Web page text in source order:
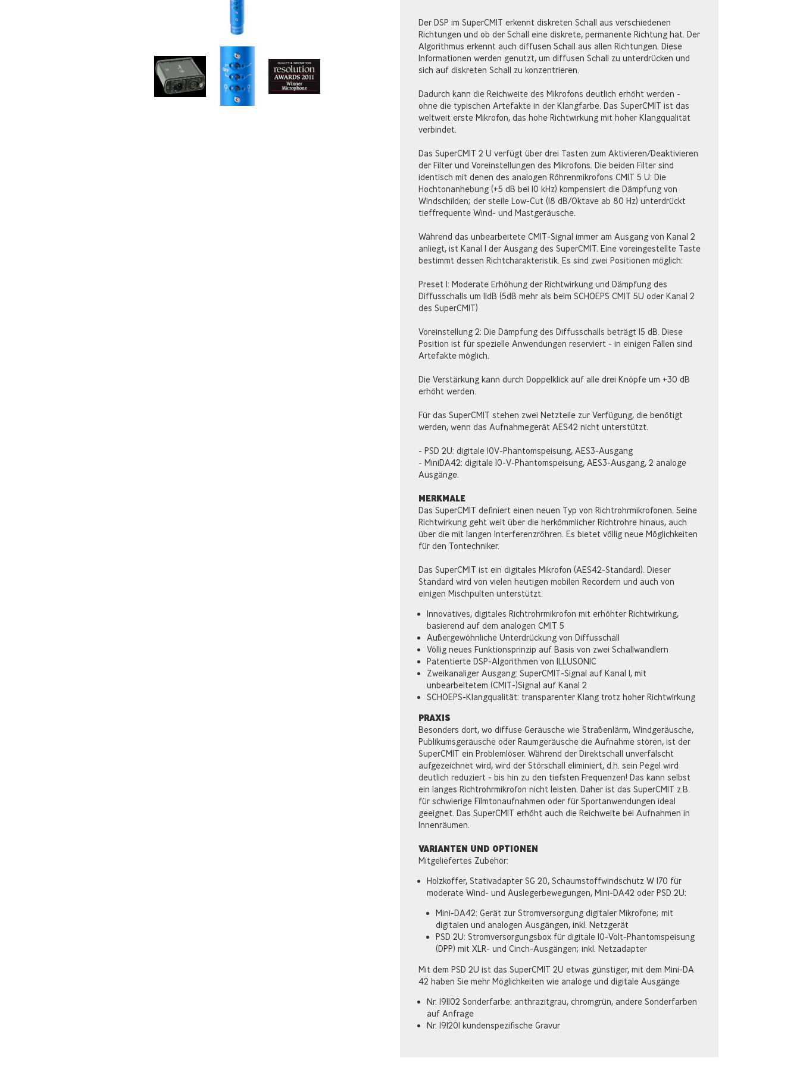
Der DSP im SuperCMIT erkennt diskreten Schall aus verschiedenen
Richtungen und ob der Schall eine diskrete, permanente Richtung hat. Der
Algorithmus erkennt auch diffusen Schall aus allen Richtungen. Diese
Informationen werden genutzt, um diffusen Schall zu unterdrücken und
sich auf diskreten Schall zu konzentrieren.
Dadurch kann die Reichweite des Mikrofons deutlich erhöht werden -
ohne die typischen Artefakte in der Klangfarbe. Das SuperCMIT ist das
weltweit erste Mikrofon, das hohe Richtwirkung mit hoher Klangqualität
verbindet.
Das SuperCMIT 2 U verfügt über drei Tasten zum Aktivieren/Deaktivieren
der Filter und Voreinstellungen des Mikrofons. Die beiden Filter sind
identisch mit denen des analogen Röhrenmikrofons CMIT 5 U: Die
Hochtonanhebung (+5 dB bei 10 kHz) kompensiert die Dämpfung von
Windschilden; der steile Low-Cut (18 dB/Oktave ab 80 Hz) unterdrückt
tieffrequente Wind- und Mastgeräusche.
Während das unbearbeitete CMIT-Signal immer am Ausgang von Kanal 2
anliegt, ist Kanal 1 der Ausgang des SuperCMIT. Eine voreingestellte Taste
bestimmt dessen Richtcharakteristik. Es sind zwei Positionen möglich:
Preset 1: Moderate Erhöhung der Richtwirkung und Dämpfung des
Diffusschalls um 11dB (5dB mehr als beim SCHOEPS CMIT 5U oder Kanal 2
des SuperCMIT)
Voreinstellung 2: Die Dämpfung des Diffusschalls beträgt 15 dB. Diese
Position ist für spezielle Anwendungen reserviert - in einigen Fällen sind
Artefakte möglich.
Die Verstärkung kann durch Doppelklick auf alle drei Knöpfe um +30 dB
erhöht werden.
Für das SuperCMIT stehen zwei Netzteile zur Verfügung, die benötigt
werden, wenn das Aufnahmegerät AES42 nicht unterstützt.
- PSD 2U: digitale 10V-Phantomspeisung, AES3-Ausgang
- MiniDA42: digitale 10-V-Phantomspeisung, AES3-Ausgang, 2 analoge
Ausgänge.
MERKMALE
Das SuperCMIT definiert einen neuen Typ von Richtrohrmikrofonen. Seine
Richtwirkung geht weit über die herkömmlicher Richtrohre hinaus, auch
über die mit langen Interferenzröhren. Es bietet völlig neue Möglichkeiten
für den Tontechniker.
Das SuperCMIT ist ein digitales Mikrofon (AES42-Standard). Dieser
Standard wird von vielen heutigen mobilen Recordern und auch von
einigen Mischpulten unterstützt.
Innovatives, digitales Richtrohrmikrofon mit erhöhter Richtwirkung,
basierend auf dem analogen CMIT 5
Außergewöhnliche Unterdrückung von Diffusschall
Völlig neues Funktionsprinzip auf Basis von zwei Schallwandlern
Patentierte DSP-Algorithmen von ILLUSONIC
Zweikanaliger Ausgang: SuperCMIT-Signal auf Kanal 1, mit
unbearbeitetem (CMIT-)Signal auf Kanal 2
SCHOEPS-Klangqualität: transparenter Klang trotz hoher Richtwirkung
PRAXIS
Besonders dort, wo diffuse Geräusche wie Straßenlärm, Windgeräusche,
Publikumsgeräusche oder Raumgeräusche die Aufnahme stören, ist der
SuperCMIT ein Problemlöser. Während der Direktschall unverfälscht
aufgezeichnet wird, wird der Störschall eliminiert, d.h. sein Pegel wird
deutlich reduziert - bis hin zu den tiefsten Frequenzen! Das kann selbst
ein langes Richtrohrmikrofon nicht leisten. Daher ist das SuperCMIT z.B.
für schwierige Filmtonaufnahmen oder für Sportanwendungen ideal
geeignet. Das SuperCMIT erhöht auch die Reichweite bei Aufnahmen in
Innenräumen.
VARIANTEN UND OPTIONEN
Mitgeliefertes Zubehör:
Holzkoffer, Stativadapter SG 20, Schaumstoffwindschutz W 170 für
moderate Wind- und Auslegerbewegungen, Mini-DA42 oder PSD 2U:
Mini-DA42: Gerät zur Stromversorgung digitaler Mikrofone; mit
digitalen und analogen Ausgängen, inkl. Netzgerät
PSD 2U: Stromversorgungsbox für digitale 10-Volt-Phantomspeisung
(DPP) mit XLR- und Cinch-Ausgängen; inkl. Netzadapter
Mit dem PSD 2U ist das SuperCMIT 2U etwas günstiger, mit dem Mini-DA
42 haben Sie mehr Möglichkeiten wie analoge und digitale Ausgänge
Nr. 191102 Sonderfarbe: anthrazitgrau, chromgrün, andere Sonderfarben
auf Anfrage
Nr. 191201 kundenspezifische Gravur